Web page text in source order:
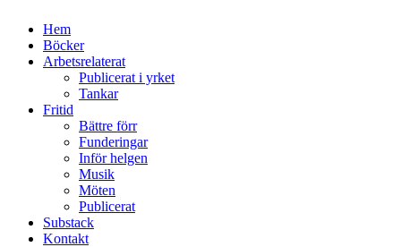
Hem
Böcker
Arbetsrelaterat
Publicerat i yrket
Tankar
Fritid
Bättre förr
Funderingar
Inför helgen
Musik
Möten
Publicerat
Substack
Kontakt